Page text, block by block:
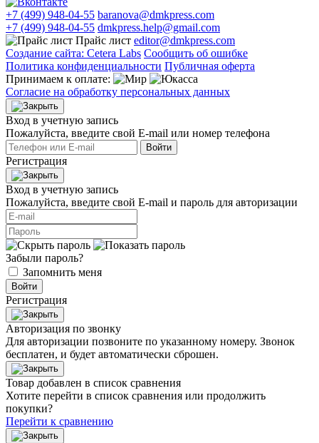
+7 (499) 948-04-55 baranova@dmkpress.com
+7 (499) 948-04-55 dmkpress.help@gmail.com
Прайс лист editor@dmkpress.com
Создание сайта: Cetera Labs Сообщить об ошибке
Политика конфиденциальности Публичная оферта
Принимаем к оплате:
Согласие на обработку персональных данных
Вход в учетную запись
Пожалуйста, введите свой E‑mail или номер телефона
Войти
Регистрация
Вход в учетную запись
Пожалуйста, введите свой E‑mail и пароль для авторизации
Забыли пароль?
Запомнить меня
Войти
Регистрация
Авторизация по звонку
Для авторизации позвоните по указанному номеру. Звонок
бесплатен, и будет автоматически сброшен.
Товар добавлен в список сравнения
Хотите перейти в список сравнения или продолжить
покупки?
Перейти к сравнению